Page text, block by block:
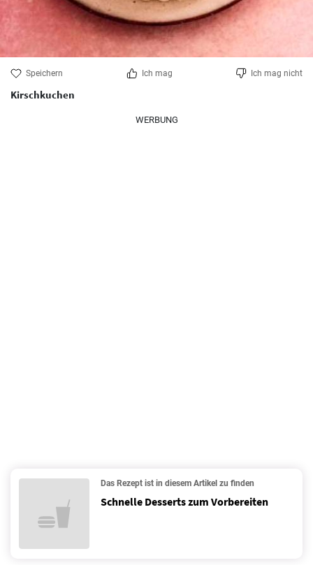
Speichern Ich mag Ich mag nicht
Kirschkuchen
WERBUNG
Das Rezept ist in diesem Artikel zu finden
Schnelle Desserts zum Vorbereiten